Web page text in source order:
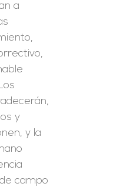
a
y
y la
campo